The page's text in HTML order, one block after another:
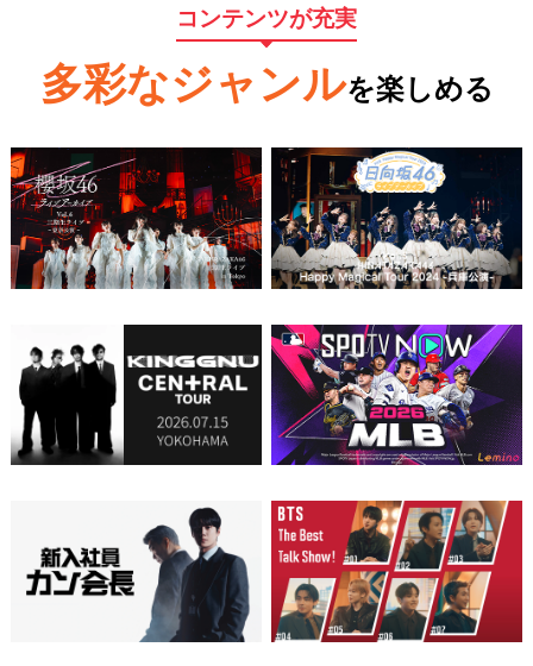
コンテンツが充実
多彩なジャンルを楽しめる